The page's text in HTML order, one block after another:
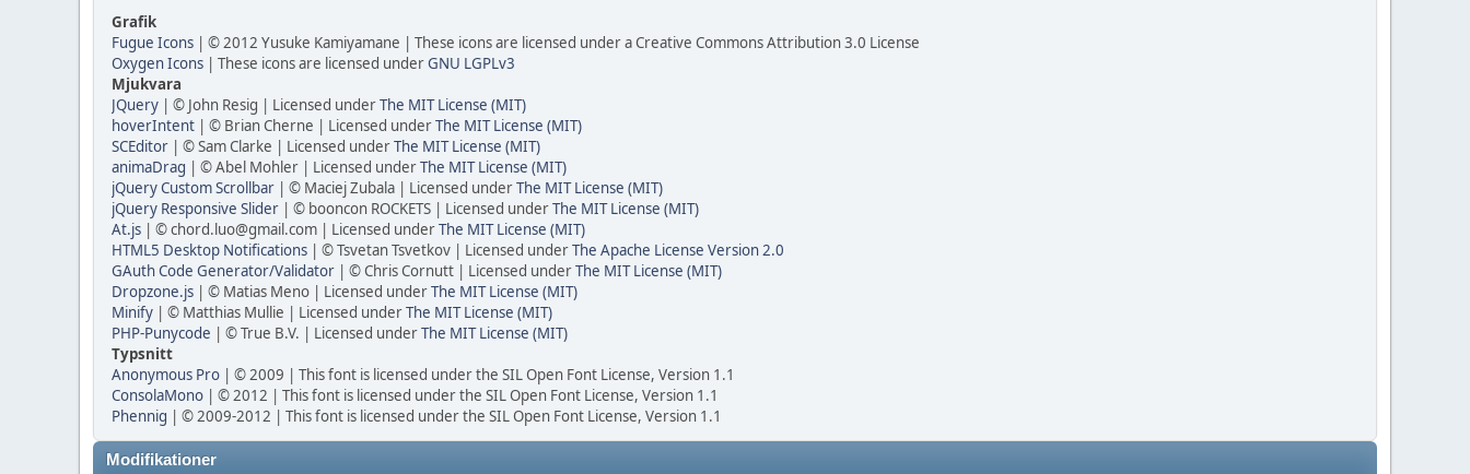
Grafik
Fugue Icons | © 2012 Yusuke Kamiyamane | These icons are licensed under a Creative Commons Attribution 3.0 License
Oxygen Icons | These icons are licensed underGNU LGPLv3
Mjukvara
JQuery | © John Resig | Licensed underThe MIT License (MIT)
hoverIntent | © Brian Cherne | Licensed underThe MIT License (MIT)
SCEditor | © Sam Clarke | Licensed underThe MIT License (MIT)
animaDrag | © Abel Mohler | Licensed underThe MIT License (MIT)
jQuery Custom Scrollbar | © Maciej Zubala | Licensed underThe MIT License (MIT)
jQuery Responsive Slider | © booncon ROCKETS | Licensed underThe MIT License (MIT)
At.js | © chord.luo@gmail.com | Licensed underThe MIT License (MIT)
HTML5 Desktop Notifications | © Tsvetan Tsvetkov | Licensed underThe Apache License Version 2.0
GAuth Code Generator/Validator | © Chris Cornutt | Licensed underThe MIT License (MIT)
Dropzone.js | © Matias Meno | Licensed underThe MIT License (MIT)
Minify | © Matthias Mullie | Licensed underThe MIT License (MIT)
PHP-Punycode | © True B.V. | Licensed underThe MIT License (MIT)
Typsnitt
Anonymous Pro | © 2009 | This font is licensed under the SIL Open Font License, Version 1.1
ConsolaMono | © 2012 | This font is licensed under the SIL Open Font License, Version 1.1
Phennig | © 2009-2012 | This font is licensed under the SIL Open Font License, Version 1.1
Modifikationer